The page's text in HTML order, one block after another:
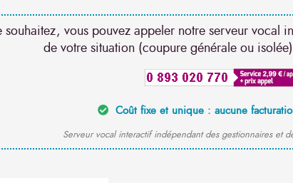
souhaitez, vous pouvez appeler notre serveur
de votre situation (coupure générale ou
Coût fixe et unique : aucune
Serveur vocal interactif indépendant des gestionnaires et